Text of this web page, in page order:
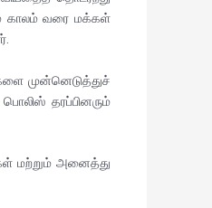
காலம் வரை மக்கள்
முன்னெடுத்துச்
தரப்பினரும்
மற்றும் அனைத்து